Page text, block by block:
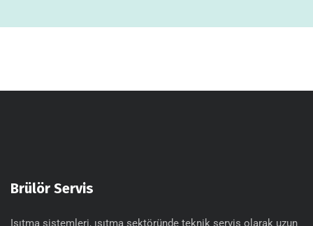
Brülör Servis
Isıtma sistemleri, ısıtma sektöründe teknik servis olarak uzun